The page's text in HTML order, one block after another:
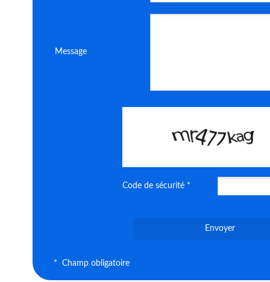
Message
Code de sécurité *
Envoyer
* Champ obligatoire